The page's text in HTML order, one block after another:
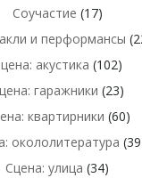
Соучастие (17)
и перформансы
акустика (102)
гаражники (23)
квартирники (60)
окололитература
Сцена: улица (34)